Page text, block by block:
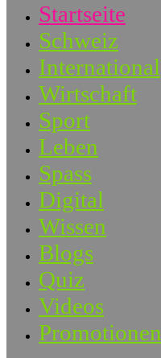
Startseite
Schweiz
International
Wirtschaft
Sport
Leben
Spass
Digital
Wissen
Blogs
Quiz
Videos
Promotionen